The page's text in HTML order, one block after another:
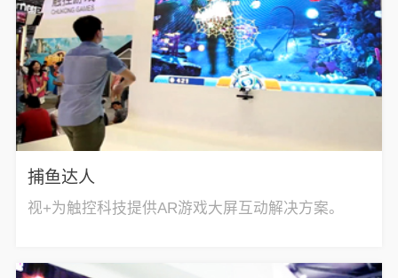
捕鱼达人
视+为触控科技提供AR游戏大屏互动解决方案。